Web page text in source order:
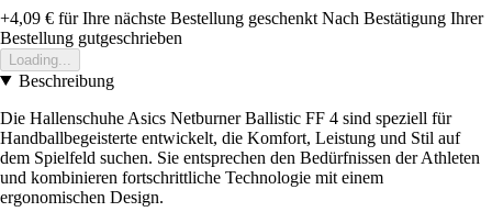
+4,09 € für Ihre nächste Bestellung geschenkt Nach Bestätigung Ihrer
Bestellung gutgeschrieben
Loading...
Beschreibung
Die Hallenschuhe Asics Netburner Ballistic FF 4 sind speziell für
Handballbegeisterte entwickelt, die Komfort, Leistung und Stil auf
dem Spielfeld suchen. Sie entsprechen den Bedürfnissen der Athleten
und kombinieren fortschrittliche Technologie mit einem
ergonomischen Design.